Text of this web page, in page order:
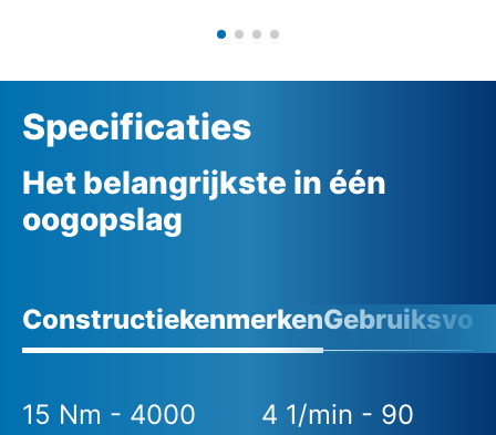
Specificaties
Het belangrijkste in één
oogopslag
Constructiekenmerken
15 Nm - 4000
4 1/min - 90